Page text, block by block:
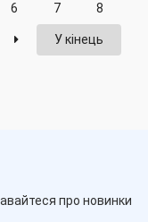
6 7 8
У кінець
про новинки